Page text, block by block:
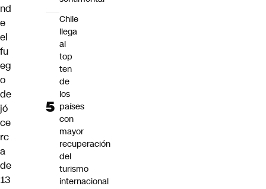
nd
e
el
fu
eg
o
de
jó
ce
rc
a
de
13
Chile
llega
al
top
ten
de
los
países
con
mayor
recuperación
del
turismo
internacional